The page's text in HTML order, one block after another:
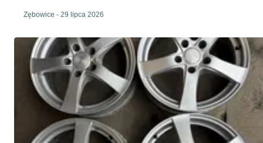
Zębowice - 29 lipca 2026